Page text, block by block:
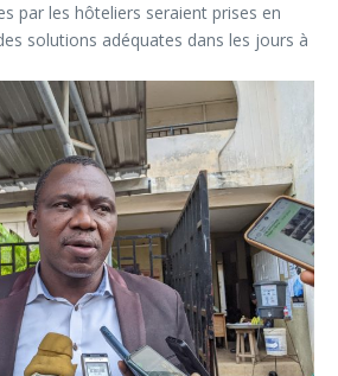
par les hôteliers seraient prises en
solutions adéquates dans les jours à